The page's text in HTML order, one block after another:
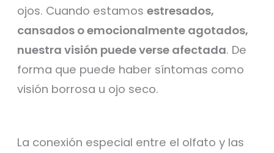
ojos. Cuando estamosestresados,
cansados o emocionalmente agotados,
nuestra visión puede verse afectada. De
forma que puede haber síntomas como
visión borrosa u ojo seco.
La conexión especial entre el olfato y las